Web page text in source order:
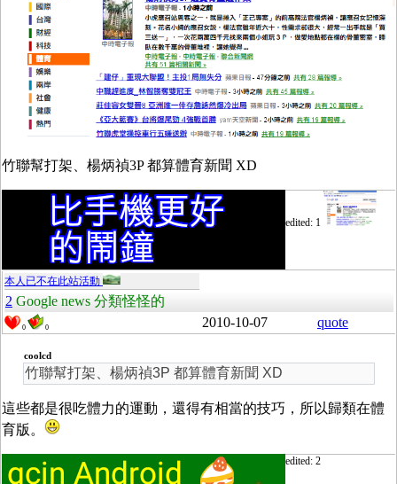
竹聯幫打架、楊炳禎3P 都算體育新聞 XD
edited: 1
本人已不在此站活動
2 Google news 分類怪怪的
0 0 2010-10-07 quote
coolcd
竹聯幫打架、楊炳禎3P 都算體育新聞 XD
這些都是很吃體力的運動，還得有相當的技巧，所以歸類在體
育版。
edited: 2